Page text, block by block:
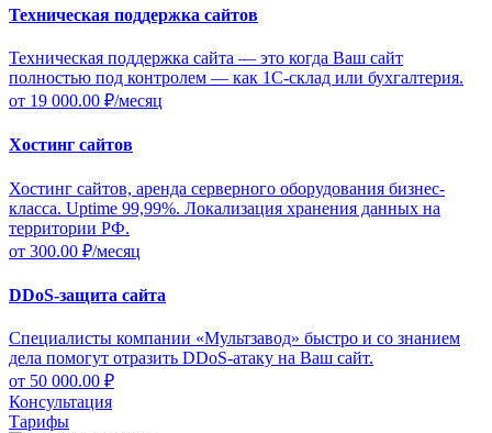
Техническая поддержка сайтов
Техническая поддержка сайта — это когда Ваш сайт
полностью под контролем — как 1С-склад или бухгалтерия.
от 19 000.00 ₽/месяц
Хостинг сайтов
Хостинг сайтов, аренда серверного оборудования бизнес-
класса. Uptime 99,99%. Локализация хранения данных на
территории РФ.
от 300.00 ₽/месяц
DDoS-защита сайта
Специалисты компании «Мультзавод» быстро и со знанием
дела помогут отразить DDoS-атаку на Ваш сайт.
от 50 000.00 ₽
Консультация
Тарифы